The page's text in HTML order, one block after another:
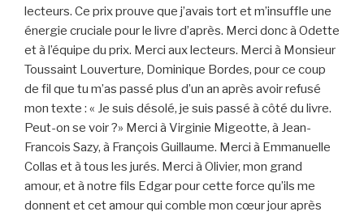
lecteurs. Ce prix prouve que j’avais tort et m’insuffle une
énergie cruciale pour le livre d’après. Merci donc à Odette
et à l’équipe du prix. Merci aux lecteurs. Merci à Monsieur
Toussaint Louverture, Dominique Bordes, pour ce coup
de fil que tu m’as passé plus d’un an après avoir refusé
mon texte : « Je suis désolé, je suis passé à côté du livre.
Peut-on se voir ?» Merci à Virginie Migeotte, à Jean-
Francois Sazy, à François Guillaume. Merci à Emmanuelle
Collas et à tous les jurés. Merci à Olivier, mon grand
amour, et à notre fils Edgar pour cette force qu’ils me
donnent et cet amour qui comble mon cœur jour après